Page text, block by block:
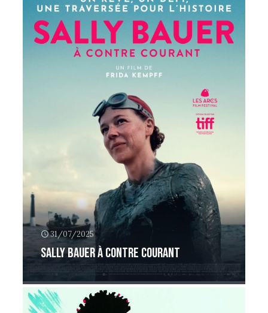
31/07/2025
Sally Bauer à contre courant